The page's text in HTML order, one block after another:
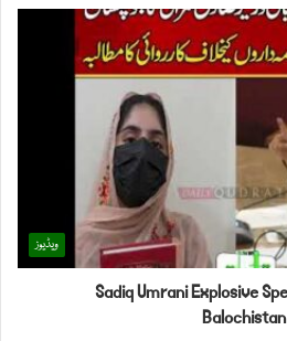
ویڈیوز
Sadiq Umrani Explosive